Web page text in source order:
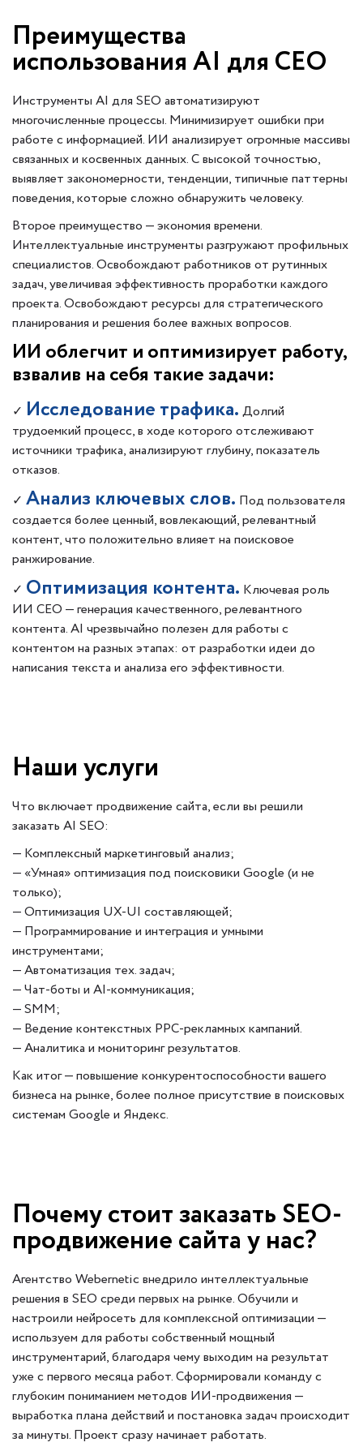
Преимущества
использования AI для СЕО
Инструменты AI для SEO автоматизируют
многочисленные процессы. Минимизирует ошибки при
работе с информацией. ИИ анализирует огромные массивы
связанных и косвенных данных. С высокой точностью,
выявляет закономерности, тенденции, типичные паттерны
поведения, которые сложно обнаружить человеку.
Второе преимущество — экономия времени.
Интеллектуальные инструменты разгружают профильных
специалистов. Освобождают работников от рутинных
задач, увеличивая эффективность проработки каждого
проекта. Освобождают ресурсы для стратегического
планирования и решения более важных вопросов.
ИИ облегчит и оптимизирует работу,
взвалив на себя такие задачи:
✓ Исследование трафика. Долгий
трудоемкий процесс, в ходе которого отслеживают
источники трафика, анализируют глубину, показатель
отказов.
✓ Анализ ключевых слов. Под пользователя
создается более ценный, вовлекающий, релевантный
контент, что положительно влияет на поисковое
ранжирование.
✓ Оптимизация контента. Ключевая роль
ИИ СЕО — генерация качественного, релевантного
контента. AI чрезвычайно полезен для работы с
контентом на разных этапах: от разработки идеи до
написания текста и анализа его эффективности.
Наши услуги
Что включает продвижение сайта, если вы решили
заказать AI SEO:
— Комплексный маркетинговый анализ;
— «Умная» оптимизация под поисковики Google (и не
только);
— Оптимизация UX-UI составляющей;
— Программирование и интеграция и умными
инструментами;
— Автоматизация тех. задач;
— Чат-боты и AI-коммуникация;
— SMM;
— Ведение контекстных PPC-рекламных кампаний.
— Аналитика и мониторинг результатов.
Как итог — повышение конкурентоспособности вашего
бизнеса на рынке, более полное присутствие в поисковых
системам Google и Яндекс.
Почему стоит заказать SEO-
продвижение сайта у нас?
Агентство Webernetic внедрило интеллектуальные
решения в SEO среди первых на рынке. Обучили и
настроили нейросеть для комплексной оптимизации —
используем для работы собственный мощный
инструментарий, благодаря чему выходим на результат
уже с первого месяца работ. Сформировали команду с
глубоким пониманием методов ИИ-продвижения —
выработка плана действий и постановка задач происходит
за минуты. Проект сразу начинает работать.